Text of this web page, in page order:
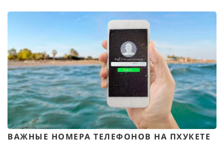
ВАЖНЫЕ НОМЕРА ТЕЛЕФОНОВ НА ПХУКЕТЕ